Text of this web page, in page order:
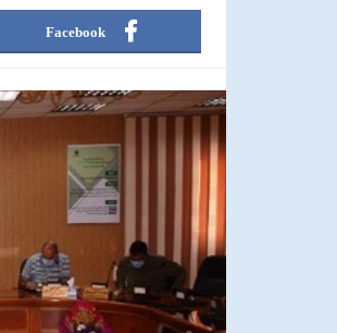
Facebook